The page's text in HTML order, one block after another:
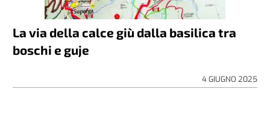
La via della calce giù dalla basilica tra
boschi e guje
4 GIUGNO 2025